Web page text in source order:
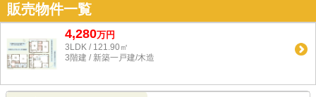
販売物件一覧
4,280万円
3LDK / 121.90㎡
3階建 / 新築一戸建/木造